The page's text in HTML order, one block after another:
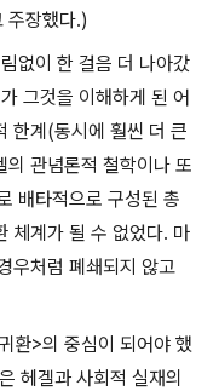
주장했다.)
없이 한 걸음 더 나아갔
그것을 이해하게 된 어
한계 (동시에 훨씬 더 큰
의 관념론적 철학이나 또
배타적으로 구성된 총
체계가 될 수 없었다. 마
우처럼 폐쇄되지 않고
환>의 중심이 되어야 했
헤겔과 사회적 실재의